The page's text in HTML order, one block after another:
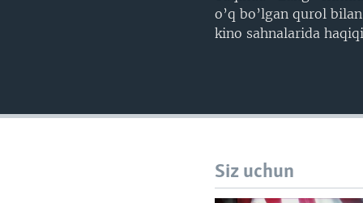
o’q bo’lgan qurol
kino sahnalarida
Siz uchun